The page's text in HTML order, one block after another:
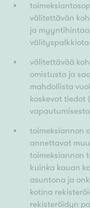
välitettävän
ja myyntihintaa
välityspalkkiota
välitettävää
omistusta ja
mahdollista
koskevat tiedot
toimeksiannon
annettavat
toimeksiannon
kuinka kauan
asuntona ja
kotina
rekisteröidyn